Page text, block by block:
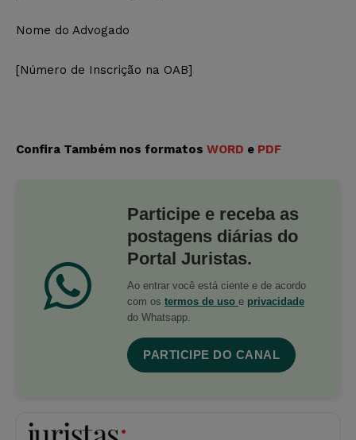
Nome do Advogado
[Número de Inscrição na OAB]
Confira Também nos formatos WORD e PDF
Participe e receba as
postagens diárias do
Portal Juristas.
Ao entrar você está ciente e de acordo
com os termos de uso e privacidade
do Whatsapp.
PARTICIPE DO CANAL